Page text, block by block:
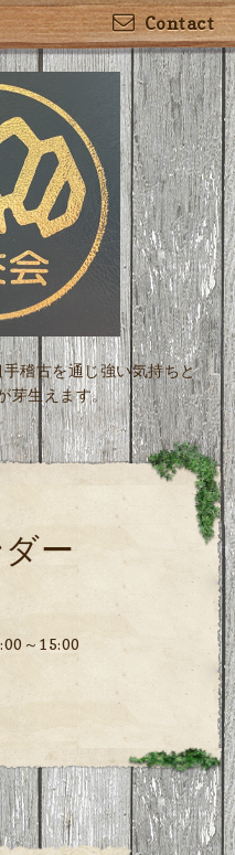
Contact
稽古を通じ強い気持ちと
芽生えます。
ー
～15:00